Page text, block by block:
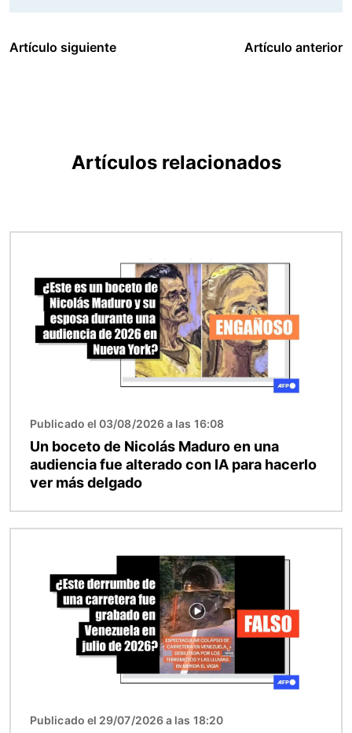
Artículo siguiente Artículo anterior
Artículos relacionados
Publicado el 03/08/2026 a las 16:08
Un boceto de Nicolás Maduro en una
audiencia fue alterado con IA para hacerlo
ver más delgado
Publicado el 29/07/2026 a las 18:20